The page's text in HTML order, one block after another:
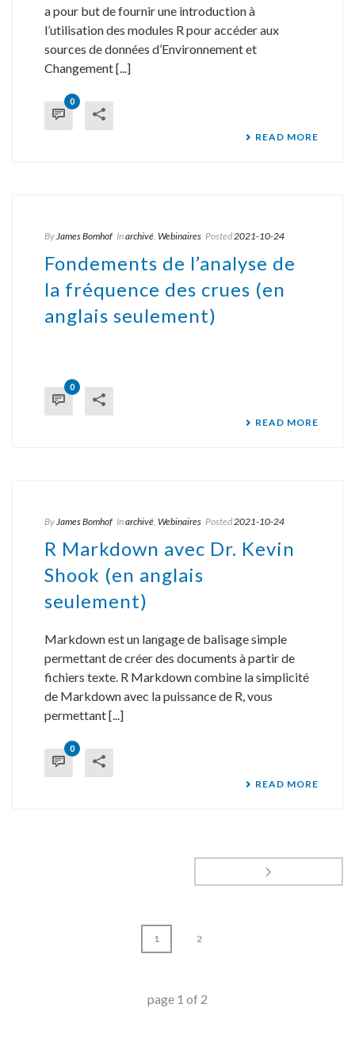
a pour but de fournir une introduction à
l’utilisation des modules R pour accéder aux
sources de données d’Environnement et
Changement [...]
0
READ MORE
ByJames Bomhof Inarchivé, Webinaires Posted2021-10-24
Fondements de l’analyse de
la fréquence des crues (en
anglais seulement)
0
READ MORE
ByJames Bomhof Inarchivé, Webinaires Posted2021-10-24
R Markdown avec Dr. Kevin
Shook (en anglais
seulement)
Markdown est un langage de balisage simple
permettant de créer des documents à partir de
fichiers texte. R Markdown combine la simplicité
de Markdown avec la puissance de R, vous
permettant [...]
0
READ MORE
1 2
page 1 of 2